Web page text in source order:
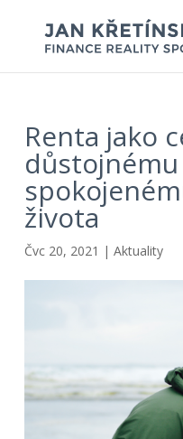
Renta jako
důstojnému
života
Čvc 20, 2021 | Aktuality